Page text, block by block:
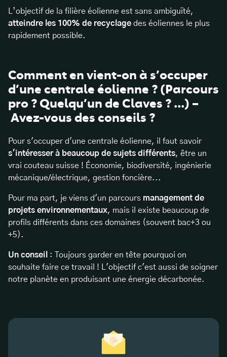
L’objectif de la filière éolienne est sans ambiguïté,
atteindre les 100% de recyclage des éoliennes le plus
rapidement possible.
Comment en vient-on à s’occuper
d’une centrale éolienne ? (Parcours
pro ? Quelqu’un de Claves ? ...) –
Avez-vous des conseils ?
Pour s'occuper d'une centrale éolienne, il faut savoir
s'intéresser à beaucoup de sujets différents, être un
vrai couteau suisse ! Économie, biodiversité, ingénierie
mécanique/électrique, gestion foncière...
Pour ma part, je viens d'un parcours management de
projets environnementaux, mais il existe beaucoup de
profils différents dans ces domaines (souvent bac+3 ou
+5).
Un conseil : Toujours garder en tête pourquoi on
souhaite faire ce travail ! L'objectif c'est aussi de soigner
notre planète en produisant une énergie décarbonée.